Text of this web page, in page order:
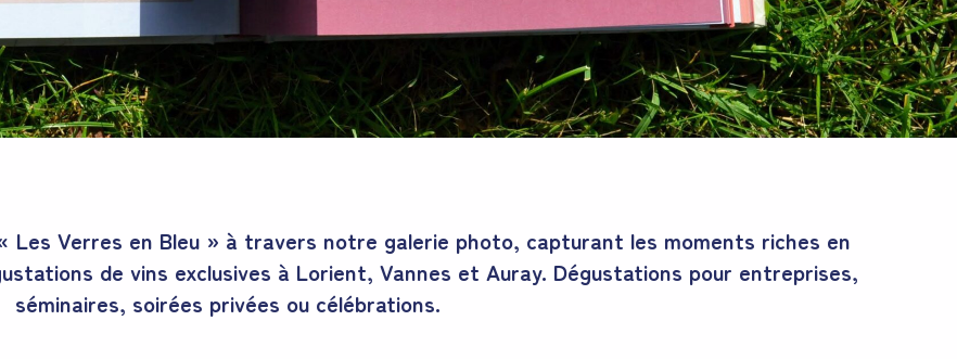
Les Verres en Bleu » à travers notre galerie photo, capturant les moments riches en
de vins exclusives à Lorient, Vannes et Auray. Dégustations pour entreprises,
séminaires, soirées privées ou célébrations.